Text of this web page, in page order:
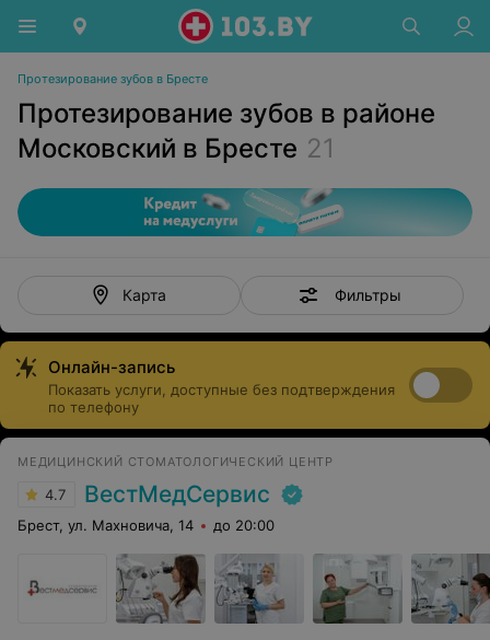
Протезирование зубов в Бресте
Протезирование зубов в районе
Московский в Бресте 21
Карта Фильтры
Онлайн-запись
Показать услуги, доступные без подтверждения
по телефону
МЕДИЦИНСКИЙ СТОМАТОЛОГИЧЕСКИЙ ЦЕНТР
4.7 ВестМедСервис
Брест, ул. Махновича, 14 до 20:00